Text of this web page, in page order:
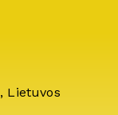
Lietuvos